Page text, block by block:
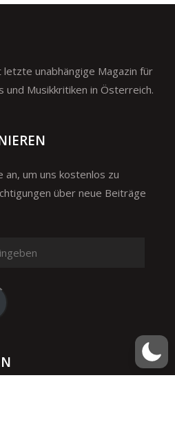
letzte unabhängige Magazin für
und Musikkritiken in Österreich.
an, um uns kostenlos zu
über neue Beiträge